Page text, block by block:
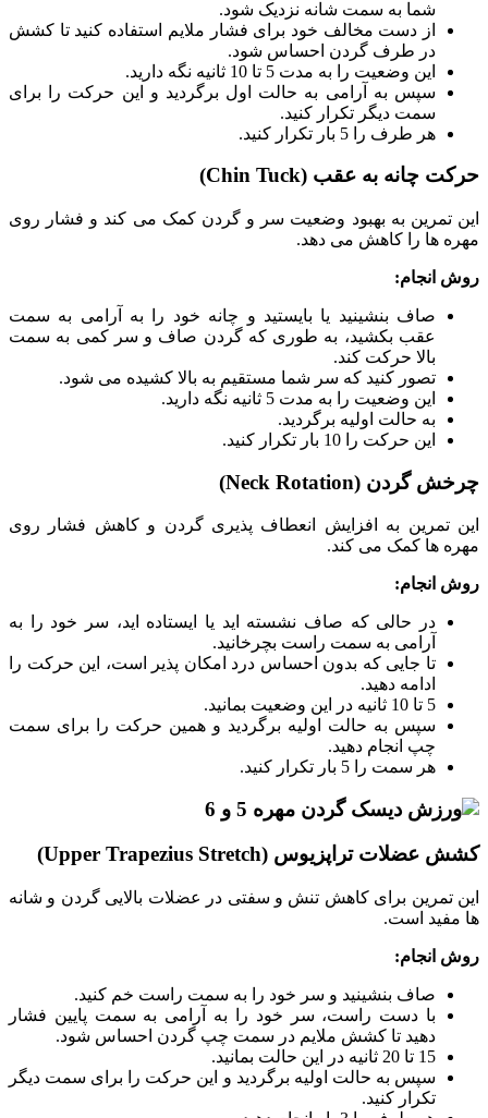
شما به سمت شانه نزدیک شود.
از دست مخالف خود برای فشار ملایم استفاده کنید تا کشش
در طرف گردن احساس شود.
این وضعیت را به مدت 5 تا 10 ثانیه نگه دارید.
سپس به آرامی به حالت اول برگردید و این حرکت را برای
سمت دیگر تکرار کنید.
هر طرف را 5 بار تکرار کنید.
حرکت چانه به عقب (Chin Tuck)
این تمرین به بهبود وضعیت سر و گردن کمک می ‌کند و فشار روی
مهره ‌ها را کاهش می ‌دهد.
روش انجام:
صاف بنشینید یا بایستید و چانه خود را به آرامی به سمت
عقب بکشید، به طوری که گردن صاف و سر کمی به سمت
بالا حرکت کند.
تصور کنید که سر شما مستقیم به بالا کشیده می ‌شود.
این وضعیت را به مدت 5 ثانیه نگه دارید.
به حالت اولیه برگردید.
این حرکت را 10 بار تکرار کنید.
چرخش گردن (Neck Rotation)
این تمرین به افزایش انعطاف ‌پذیری گردن و کاهش فشار روی
مهره ‌ها کمک می‌ کند.
روش انجام:
در حالی که صاف نشسته ‌اید یا ایستاده ‌اید، سر خود را به
آرامی به سمت راست بچرخانید.
تا جایی که بدون احساس درد امکان‌ پذیر است، این حرکت را
ادامه دهید.
5 تا 10 ثانیه در این وضعیت بمانید.
سپس به حالت اولیه برگردید و همین حرکت را برای سمت
چپ انجام دهید.
هر سمت را 5 بار تکرار کنید.
کشش عضلات تراپزیوس (Upper Trapezius Stretch)
این تمرین برای کاهش تنش و سفتی در عضلات بالایی گردن و شانه‌
ها مفید است.
روش انجام:
صاف بنشینید و سر خود را به سمت راست خم کنید.
با دست راست، سر خود را به آرامی به سمت پایین فشار
دهید تا کشش ملایم در سمت چپ گردن احساس شود.
15 تا 20 ثانیه در این حالت بمانید.
سپس به حالت اولیه برگردید و این حرکت را برای سمت دیگر
تکرار کنید.